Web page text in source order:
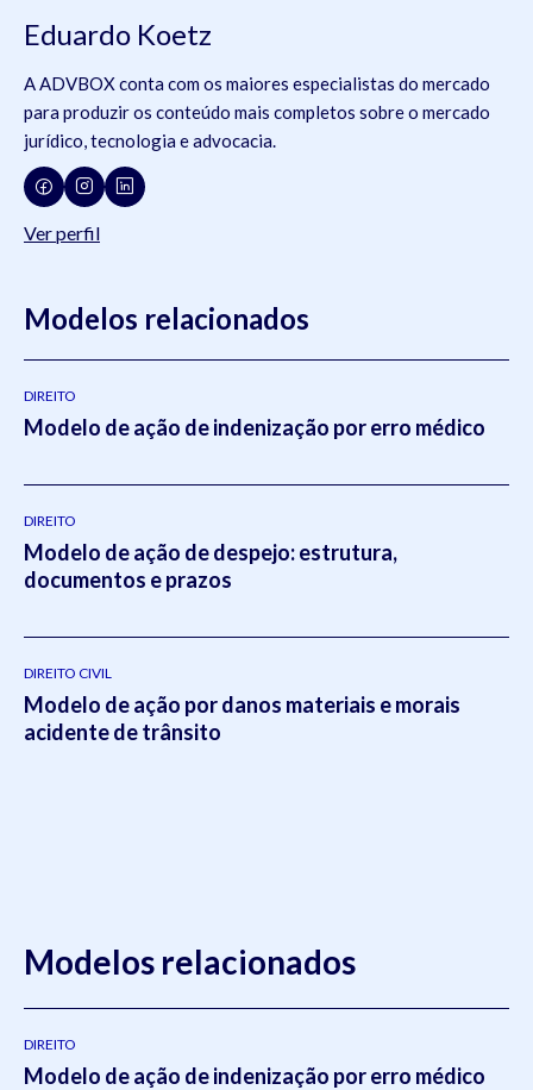
Eduardo Koetz
A ADVBOX conta com os maiores especialistas do mercado
para produzir os conteúdo mais completos sobre o mercado
jurídico, tecnologia e advocacia.
Ver perfil
Modelos relacionados
DIREITO
Modelo de ação de indenização por erro médico
DIREITO
Modelo de ação de despejo: estrutura,
documentos e prazos
DIREITO CIVIL
Modelo de ação por danos materiais e morais
acidente de trânsito
Modelos relacionados
DIREITO
Modelo de ação de indenização por erro médico